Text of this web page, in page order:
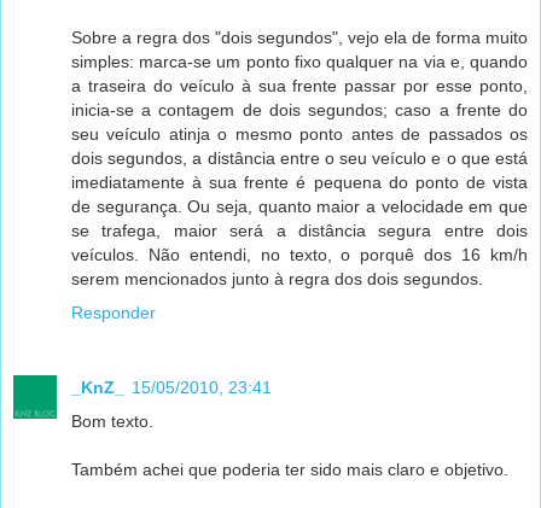
Sobre a regra dos "dois segundos", vejo ela de forma muito
simples: marca-se um ponto fixo qualquer na via e, quando
a traseira do veículo à sua frente passar por esse ponto,
inicia-se a contagem de dois segundos; caso a frente do
seu veículo atinja o mesmo ponto antes de passados os
dois segundos, a distância entre o seu veículo e o que está
imediatamente à sua frente é pequena do ponto de vista
de segurança. Ou seja, quanto maior a velocidade em que
se trafega, maior será a distância segura entre dois
veículos. Não entendi, no texto, o porquê dos 16 km/h
serem mencionados junto à regra dos dois segundos.
Responder
_KnZ_
15/05/2010, 23:41
Bom texto.
Também achei que poderia ter sido mais claro e objetivo.